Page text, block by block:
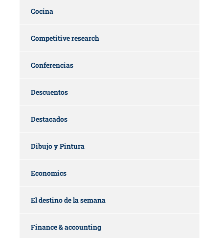
Cocina
Competitive research
Conferencias
Descuentos
Destacados
Dibujo y Pintura
Economics
El destino de la semana
Finance & accounting